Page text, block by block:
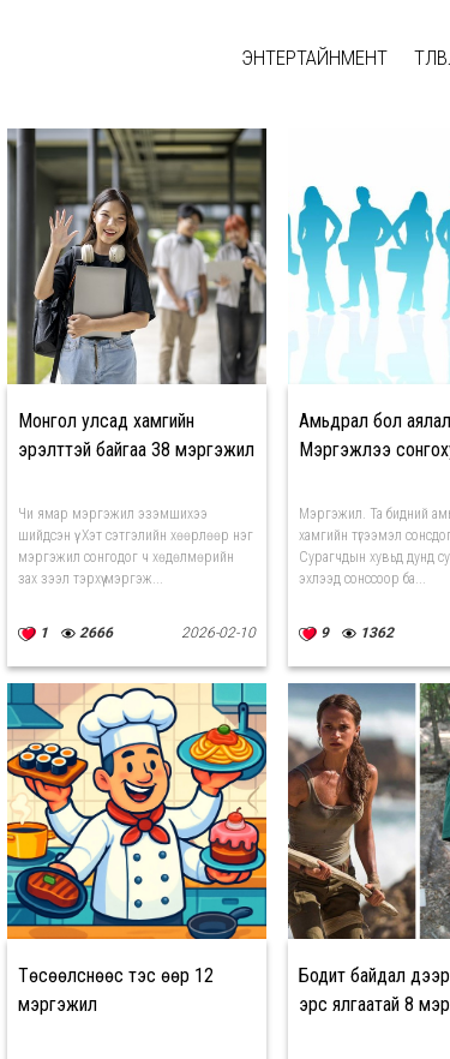
ЭНТЕРТАЙНМЕНТ
Монгол улсад хамгийн
эрэлттэй байгаа 38 мэргэжил
Чи ямар мэргэжил эзэмшихээ
шийдсэн үү. Хэт сэтгэлийн хөөрлөөр нэг
мэргэжил сонгодог ч хөдөлмөрийн
зах зээл тэрхүү мэргэж...
1 2666 2026-02-10
Амьдрал бол
Мэргэжлээ
Мэргэжил. Та бидний
хамгийн түгээмэл
Сурагчдын хувьд дунд
эхлээд сонссоор ба...
9 1362
Төсөөлснөөс тэс өөр 12
мэргэжил
Бодит байдал
эрс ялгаатай 8